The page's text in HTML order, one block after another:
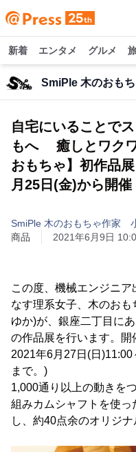
新着 エンタメ グルメ
自宅にいることで
もへ 癒しとワク
おもちゃ】初作品
月25日(金)から開催
SmiPle 木のおもちゃ作家
商品
2021年6月9日
この度、機械エンジニ
なす理系女子、木のおも
ゆか)が、銀座二丁目に
の作品展を行います。開
2021年6月27日(日
まで。)
1,000通り以上の動きを
組みカムシャフトを使っ
し、約40点余のオリジナ